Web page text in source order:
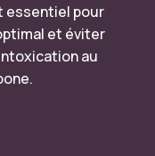
essentiel pour
et éviter
au